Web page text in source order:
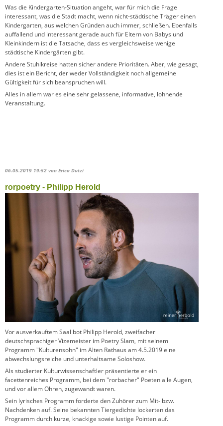
Was die Kindergarten-Situation angeht, war für mich die Frage
interessant, was die Stadt macht, wenn nicht-städtische Träger einen
Kindergarten, aus welchen Gründen auch immer, schließen. Ebenfalls
auffallend und interessant gerade auch für Eltern von Babys und
Kleinkindern ist die Tatsache, dass es vergleichsweise wenige
städtische Kindergärten gibt.
Andere Stuhlkreise hatten sicher andere Prioritäten. Aber, wie gesagt,
dies ist ein Bericht, der weder Vollständigkeit noch allgemeine
Gültigkeit für sich beanspruchen will.
Alles in allem war es eine sehr gelassene, informative, lohnende
Veranstaltung.
06.05.2019 19:52 von Erica Dutzi
rorpoetry - Philipp Herold
Vor ausverkauftem Saal bot Philipp Herold, zweifacher
deutschsprachiger Vizemeister im Poetry Slam, mit seinem
Programm "Kulturensohn" im Alten Rathaus am 4.5.2019 eine
abwechslungsreiche und unterhaltsame Soloshow.
Als studierter Kulturwissenschaftler präsentierte er ein
facettenreiches Programm, bei dem "rorbacher" Poeten alle Augen,
und vor allem Ohren, zugewandt waren.
Sein lyrisches Programm forderte den Zuhörer zum Mit- bzw.
Nachdenken auf. Seine bekannten Tiergedichte lockerten das
Programm durch kurze, knackige sowie lustige Pointen auf.